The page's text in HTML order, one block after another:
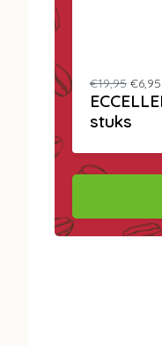
€19,95 €6,95
stuks